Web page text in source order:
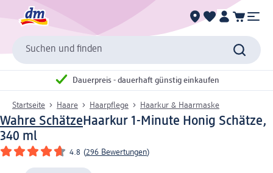
Suchen und finden
Dauerpreis - dauerhaft günstig einkaufen
Startseite Haare Haarpflege Haarkur & Haarmaske
Wahre Schätze Haarkur 1-Minute Honig Schätze,
340 ml
4.8 (296 Bewertungen)